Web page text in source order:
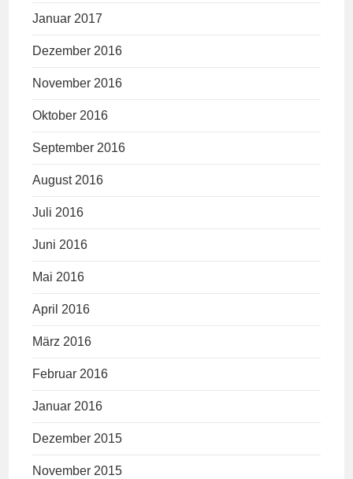
Januar 2017
Dezember 2016
November 2016
Oktober 2016
September 2016
August 2016
Juli 2016
Juni 2016
Mai 2016
April 2016
März 2016
Februar 2016
Januar 2016
Dezember 2015
November 2015